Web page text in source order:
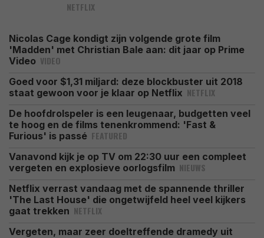
NETFLIX
Nicolas Cage kondigt zijn volgende grote film
'Madden' met Christian Bale aan: dit jaar op Prime
Video VIDEO
Goed voor $1,31 miljard: deze blockbuster uit 2018
staat gewoon voor je klaar op Netflix NETFLIX
De hoofdrolspeler is een leugenaar, budgetten veel
te hoog en de films tenenkrommend: 'Fast &
Furious' is passé FEATURED
Vanavond kijk je op TV om 22:30 uur een compleet
vergeten en explosieve oorlogsfilm NIEUWS
Netflix verrast vandaag met de spannende thriller
'The Last House' die ongetwijfeld heel veel kijkers
gaat trekken NETFLIX
Vergeten, maar zeer doeltreffende dramedy uit